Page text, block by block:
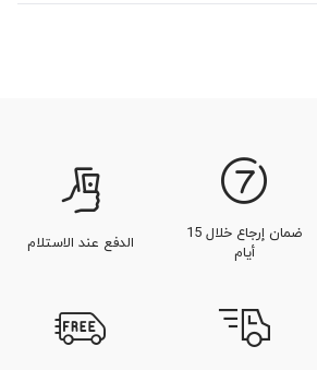
ضمان إرجاع خلال 15
أيام
الدفع عند الاستلام